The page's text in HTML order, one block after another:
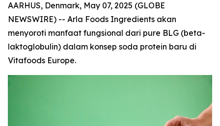
AARHUS, Denmark, May 07, 2025 (GLOBE
NEWSWIRE) -- Arla Foods Ingredients akan
menyoroti manfaat fungsional dari pure BLG (beta-
laktoglobulin) dalam konsep soda protein baru di
Vitafoods Europe.